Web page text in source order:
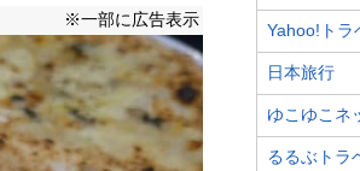
※一部に広告表示
Yahoo!トラ
日本旅行
ゆこゆこネ
るるぶトラ